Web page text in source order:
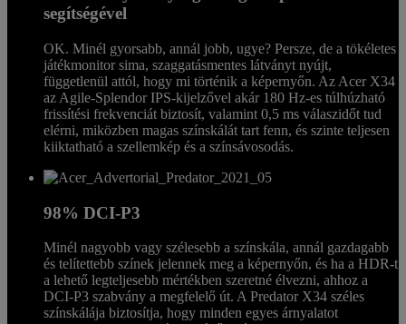
segítségével
OK. Minél gyorsabb, annál jobb, ugye? Persze, de a tökéletes
játékmonitor sima, szaggatásmentes látványt nyújt,
függetlenül attól, hogy mi történik a képernyőn. Az Acer X34
az Agile-Splendor IPS-kijelzővel akár 180 Hz-es túlhúzható
frissítési frekvenciát biztosít, valamint 0,5 ms válaszidőt tud
elérni, miközben magas színskálát tart fenn, és szinte teljesen
kiiktatható a szellemkép és a színsávosodás.
98% DCI-P3
Minél nagyobb vagy szélesebb a színskála, annál gazdagabb
és telítettebb színek jelennek meg a képernyőn, és ha a HDR-t
a lehető legteljesebb mértékben szeretné élvezni, ahhoz a
DCI-P3 szabvány a megfelelő út. A Predator X34 széles
színskálája biztosítja, hogy minden egyes árnyalatot